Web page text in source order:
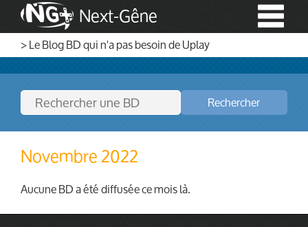
Next-Gêne
> Le Blog BD qui n'a pas besoin de Uplay
Rechercher
Novembre 2022
Aucune BD a été diffusée ce mois là.